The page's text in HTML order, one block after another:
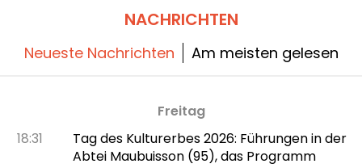
NACHRICHTEN
Neueste Nachrichten Am meisten gelesen
Freitag
18:31
Tag des Kulturerbes 2026: Führungen in der
Abtei Maubuisson (95), das Programm